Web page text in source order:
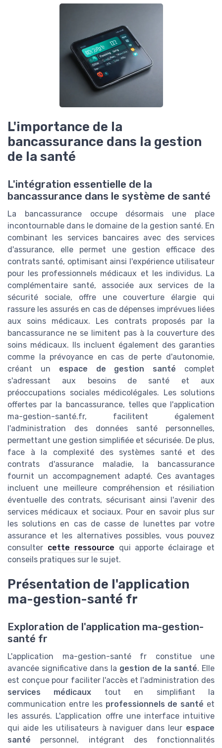
L'importance de la
bancassurance dans la gestion
de la santé
L'intégration essentielle de la
bancassurance dans le système de santé
La bancassurance occupe désormais une place
incontournable dans le domaine de la gestion santé. En
combinant les services bancaires avec des services
d'assurance, elle permet une gestion efficace des
contrats santé, optimisant ainsi l'expérience utilisateur
pour les professionnels médicaux et les individus. La
complémentaire santé, associée aux services de la
sécurité sociale, offre une couverture élargie qui
rassure les assurés en cas de dépenses imprévues liées
aux soins médicaux. Les contrats proposés par la
bancassurance ne se limitent pas à la couverture des
soins médicaux. Ils incluent également des garanties
comme la prévoyance en cas de perte d'autonomie,
créant un espace de gestion santé complet
s'adressant aux besoins de santé et aux
préoccupations sociales médicolégales. Les solutions
offertes par la bancassurance, telles que l'application
ma-gestion-santé.fr, facilitent également
l'administration des données santé personnelles,
permettant une gestion simplifiée et sécurisée. De plus,
face à la complexité des systèmes santé et des
contrats d'assurance maladie, la bancassurance
fournit un accompagnement adapté. Ces avantages
incluent une meilleure compréhension et résiliation
éventuelle des contrats, sécurisant ainsi l'avenir des
services médicaux et sociaux. Pour en savoir plus sur
les solutions en cas de casse de lunettes par votre
assurance et les alternatives possibles, vous pouvez
consulter cette ressource qui apporte éclairage et
conseils pratiques sur le sujet.
Présentation de l'application
ma-gestion-santé fr
Exploration de l'application ma-gestion-
santé fr
L'application ma-gestion-santé fr constitue une
avancée significative dans la gestion de la santé. Elle
est conçue pour faciliter l'accès et l'administration des
services médicaux tout en simplifiant la
communication entre les professionnels de santé et
les assurés. L'application offre une interface intuitive
qui aide les utilisateurs à naviguer dans leur espace
santé personnel, intégrant des fonctionnalités